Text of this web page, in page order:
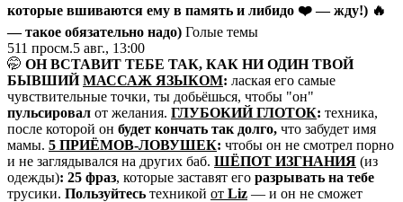
которые вшиваются ему в память и либидо ❤️ — жду!) 🔥
— такое обязательно надо) Голые темы
511 просм.5 авг., 13:00
🤭 ОН ВСТАВИТ ТЕБЕ ТАК, КАК НИ ОДИН ТВОЙ
БЫВШИЙ МАССАЖ ЯЗЫКОМ: лаская его самые
чувствительные точки, ты добьёшься, чтобы "он"
пульсировал от желания. ГЛУБОКИЙ ГЛОТОК: техника,
после которой он будет кончать так долго, что забудет имя
мамы. 5 ПРИЁМОВ-ЛОВУШЕК: чтобы он не смотрел порно
и не заглядывался на других баб. ШЁПОТ ИЗГНАНИЯ (из
одежды): 25 фраз, которые заставят его разрывать на тебе
трусики. Пользуйтесь техникой от Liz — и он не сможет